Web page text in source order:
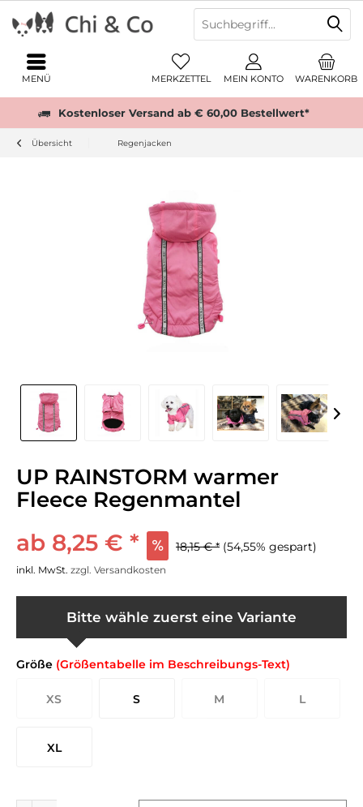
Kostenloser Versand ab € 60,00 Bestellwert*
MENÜ WARENKORB
MERKZETTEL MEIN KONTO
Übersicht Regenjacken
UP RAINSTORM warmer
Fleece Regenmantel
ab 8,25 € * 18,15 € * (54,55% gespart)
inkl. MwSt. zzgl. Versandkosten
Bitte wähle zuerst eine Variante
Größe (Größentabelle im Beschreibungs-Text)
XS S M L
XL